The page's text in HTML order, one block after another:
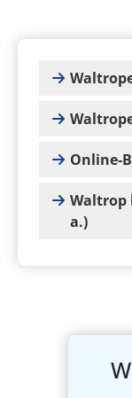
Online-
Waltrop
a.)